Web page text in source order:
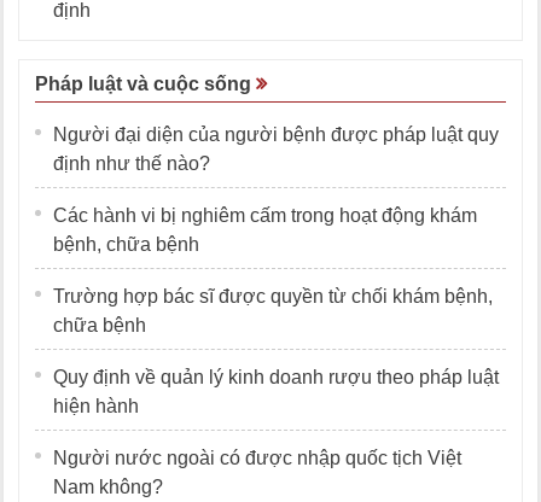
định
Pháp luật và cuộc sống
Người đại diện của người bệnh được pháp luật quy
định như thế nào?
Các hành vi bị nghiêm cấm trong hoạt động khám
bệnh, chữa bệnh
Trường hợp bác sĩ được quyền từ chối khám bệnh,
chữa bệnh
Quy định về quản lý kinh doanh rượu theo pháp luật
hiện hành
Người nước ngoài có được nhập quốc tịch Việt
Nam không?